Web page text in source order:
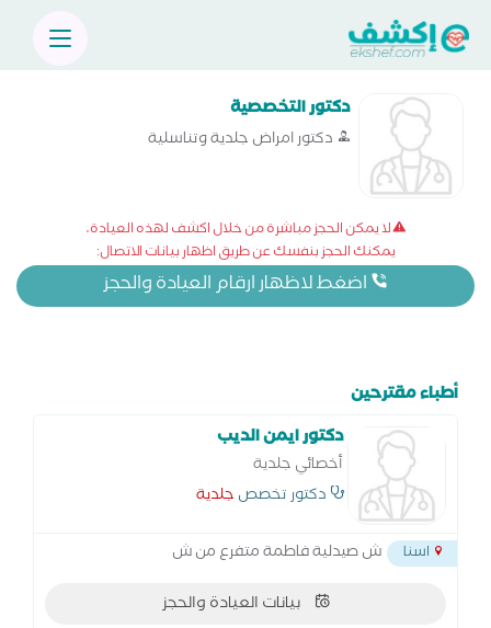
دكتور التخصصية
دكتور امراض جلدية وتناسلية
لا يمكن الحجز مباشرة من خلال اكشف لهذه العيادة،
يمكنك الحجز بنفسك عن طريق اظهار بيانات الاتصال:
اضغط لاظهار ارقام العيادة والحجز
أطباء مقترحين
دكتور ايمن الديب
أخصائي جلدية
دكتور تخصص جلدية
اسنا ش صيدلية فاطمة متفرع من ش
بيانات العيادة والحجز